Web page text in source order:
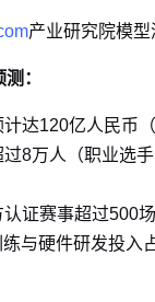
产业研究院模型
：
计达120亿人民币
过8万人（职业选
认证赛事超过500场
练与硬件研发投入